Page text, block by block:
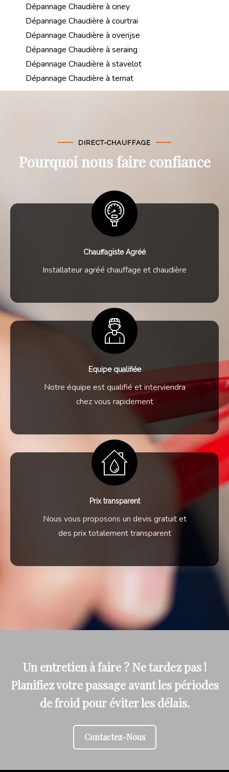
Dépannage Chaudière à ciney
Dépannage Chaudière à courtrai
Dépannage Chaudière à overijse
Dépannage Chaudière à seraing
Dépannage Chaudière à stavelot
Dépannage Chaudière à ternat
DIRECT-CHAUFFAGE
Pourquoi nous faire confiance
Chauffagiste Agréé
Installateur agréé chauffage et chaudière
Equipe qualifiée
Notre équipe est qualifié et interviendra
chez vous rapidement
Prix transparent
Nous vous proposons un devis gratuit et
des prix totalement transparent
Un entretien à faire ? Ne tardez pas !
Planifiez votre passage avant les périodes
de froid pour éviter les délais.
Contactez-Nous